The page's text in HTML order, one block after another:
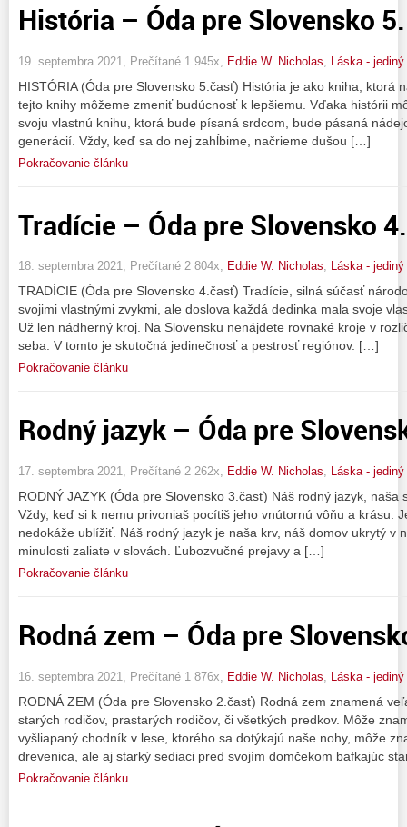
História – Óda pre Slovensko
19. septembra 2021, Prečítané 1 945x, Eddie W. Nicholas Láska -
HISTÓRIA (Óda pre Slovensko 5.časť) História je ako kniha, ktorá
tejto knihy môžeme zmeniť budúcnosť k lepšiemu. Vďaka histórii
svoju vlastnú knihu, ktorá bude písaná srdcom, bude pásaná
generácií. Vždy, keď sa do nej zahĺbime, načrieme dušou […]
Pokračovanie článku
Tradície – Óda pre Slovensko
18. septembra 2021, Prečítané 2 804x, Eddie W. Nicholas, Láska -
TRADÍCIE (Óda pre Slovensko 4.časť) Tradície, silná súčasť
svojimi vlastnými zvykmi, ale doslova každá dedinka mala svoje
Už len nádherný kroj. Na Slovensku nenájdete rovnaké kroje v
seba. V tomto je skutočná jedinečnosť a pestrosť regiónov. […]
Pokračovanie článku
Rodný jazyk – Óda pre
17. septembra 2021, Prečítané 2 262x, Eddie W. Nicholas Láska -
RODNÝ JAZYK (Óda pre Slovensko 3.časť) Náš rodný jazyk, naša
Vždy, keď si k nemu privoniaš pocítiš jeho vnútornú vôňu a krásu.
nedokáže ublížiť. Náš rodný jazyk je naša krv, náš domov ukrytý v
minulosti zaliate v slovách. Ľubozvučné prejavy a […]
Pokračovanie článku
Rodná zem – Óda pre
16. septembra 2021, Prečítané 1 876x, Eddie W. Nicholas Láska -
RODNÁ ZEM (Óda pre Slovensko 2.časť) Rodná zem znamená
starých rodičov, prastarých rodičov, či všetkých predkov. Môže
vyšliapaný chodník v lese, ktorého sa dotýkajú naše nohy, môže
drevenica, ale aj starký sediaci pred svojím domčekom bafkajúc
Pokračovanie článku